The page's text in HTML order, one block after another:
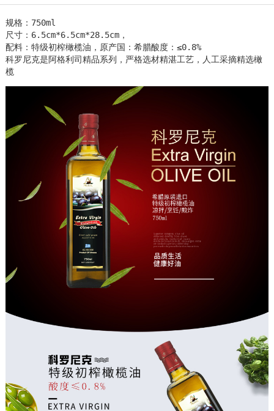
规格：750ml
尺寸：6.5cm*6.5cm*28.5cm，
配料：特级初榨橄榄油，原产国：希腊酸度：≤0.8%
科罗尼克是阿格利司精品系列，严格选材精湛工艺，人工采摘精选橄
榄